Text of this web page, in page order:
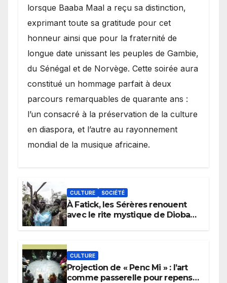
lorsque Baaba Maal a reçu sa distinction,
exprimant toute sa gratitude pour cet
honneur ainsi que pour la fraternité de
longue date unissant les peuples de Gambie,
du Sénégal et de Norvège. Cette soirée aura
constitué un hommage parfait à deux
parcours remarquables de quarante ans :
l’un consacré à la préservation de la culture
en diaspora, et l’autre au rayonnement
mondial de la musique africaine.
CULTURE SOCIÉTÉ
À Fatick, les Sérères renouent
avec le rite mystique de Diobaye
CULTURE
Projection de « Penc Mi » : l’art
comme passerelle pour repenser